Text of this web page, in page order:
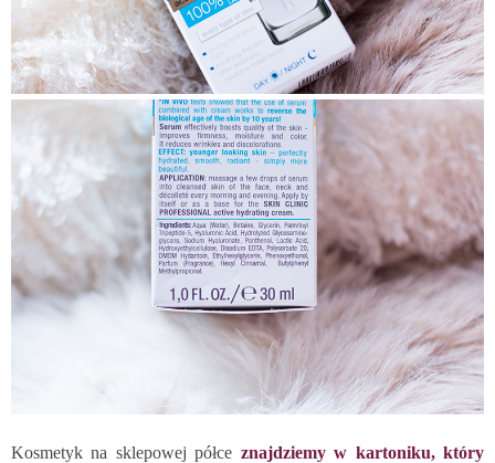
Kosmetyk na sklepowej półce znajdziemy w kartoniku, który